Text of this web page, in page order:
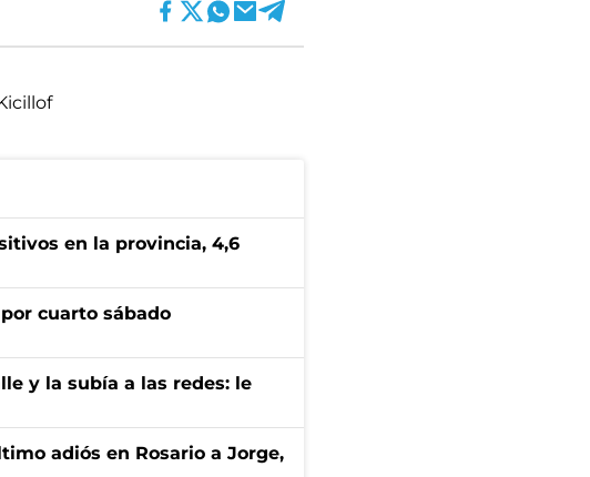
en la provincia, 4,6
cuarto sábado
y la subía a las redes: le
adiós en Rosario a Jorge,